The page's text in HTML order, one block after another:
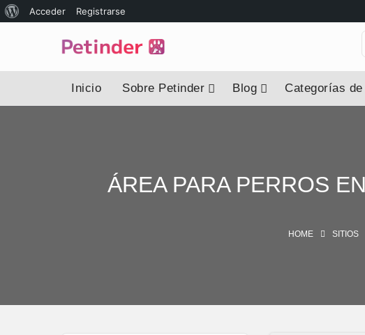
Acceder Registrarse
Inicio Sobre Petinder Blog Categorías
ÁREA PARA PERROS
HOME SITIOS